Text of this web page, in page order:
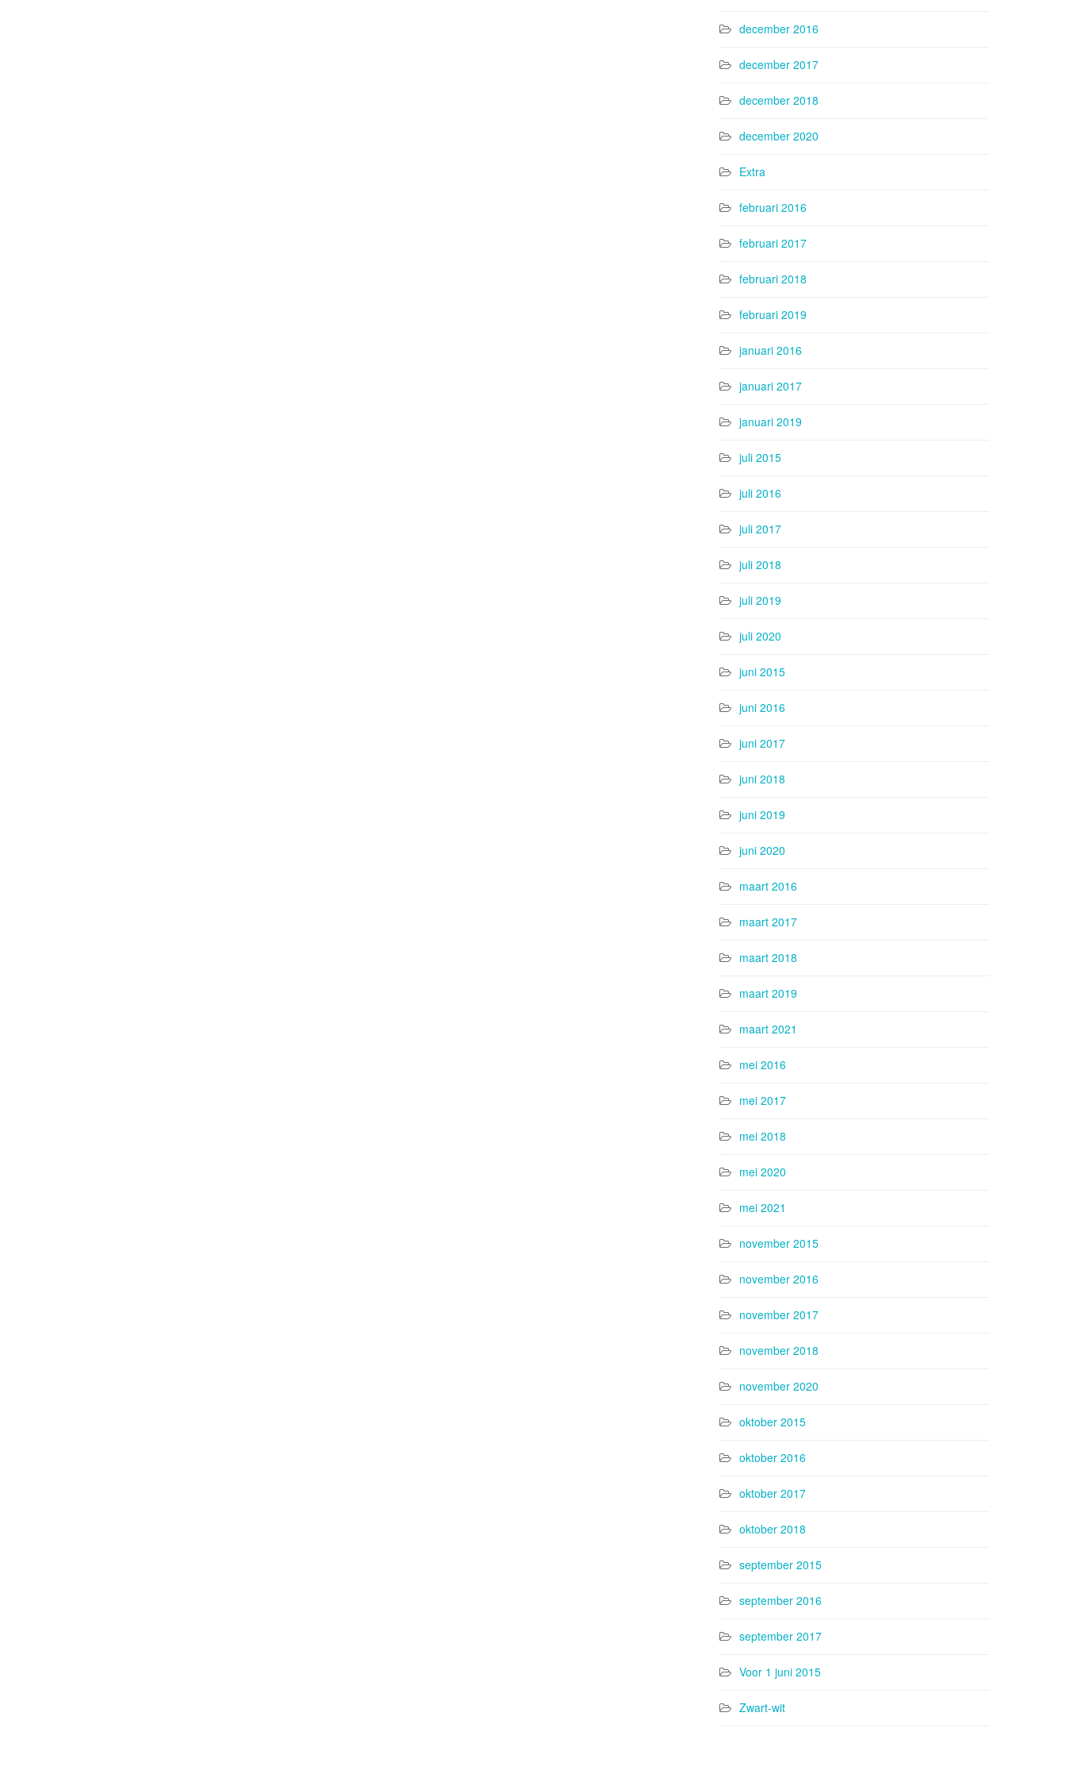
december 2016
december 2017
december 2018
december 2020
Extra
februari 2016
februari 2017
februari 2018
februari 2019
januari 2016
januari 2017
januari 2019
juli 2015
juli 2016
juli 2017
juli 2018
juli 2019
juli 2020
juni 2015
juni 2016
juni 2017
juni 2018
juni 2019
juni 2020
maart 2016
maart 2017
maart 2018
maart 2019
maart 2021
mei 2016
mei 2017
mei 2018
mei 2020
mei 2021
november 2015
november 2016
november 2017
november 2018
november 2020
oktober 2015
oktober 2016
oktober 2017
oktober 2018
september 2015
september 2016
september 2017
Voor 1 juni 2015
Zwart-wit